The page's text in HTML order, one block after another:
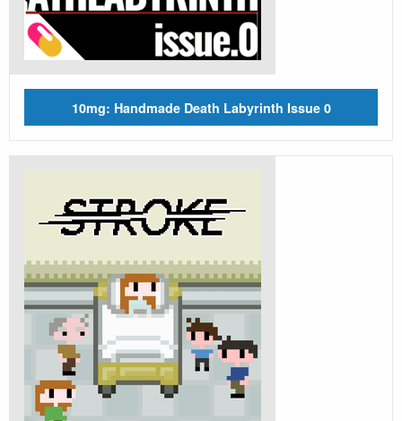
10mg: Handmade Death Labyrinth Issue 0